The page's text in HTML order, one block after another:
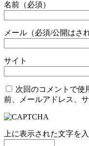
名前（必須）
メール（必須/公開はさ
サイト
次回のコメントで使
前、メールアドレス、
上に表示された文字を